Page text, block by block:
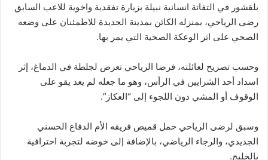
بلقشور في التفاتة انسانية نبيلة بزيارة تفقدية واخوية للاعب السابق
رضى الرياحي، بمنزله الكائن بمدينة الجديدة للاطمئنان على وضعه
الصحي على اثر الوعكة الصحية التي يمر بها.
وحسب تصريح لعائلته، فرضا الرياحي تعرض لجلطة في الدماغ، إثر
اسداد أحد الشرايين في الرأس، وهو ما جعله لم يعد يقو على
الوقوف أو المشي دون اللجوء إلى “العكاز”.
وسبق لرضى الرياحي حمل قميص فريقه الأم الدفاع الحسني
الجديدي، والرجاء الرياضي، بالإضافة إلى خوضه لتجربة احترافية
بالخليج.